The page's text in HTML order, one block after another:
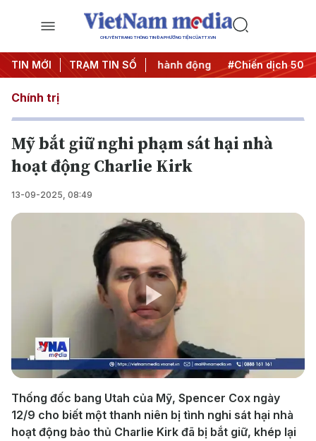
CHUYÊN TRANG THÔNG TIN ĐA PHƯƠNG TIỆN CỦA TTXVN
TIN MỚI TRẠM TIN SỐ
#Đưa Nghị quyết thành hành động #Chiến dịch 500 ngày
Chính trị
Mỹ bắt giữ nghi phạm sát hại nhà
hoạt động Charlie Kirk
13-09-2025, 08:49
Play
Video
Thống đốc bang Utah của Mỹ, Spencer Cox ngày
12/9 cho biết một thanh niên bị tình nghi sát hại nhà
hoạt động bảo thủ Charlie Kirk đã bị bắt giữ, khép lại